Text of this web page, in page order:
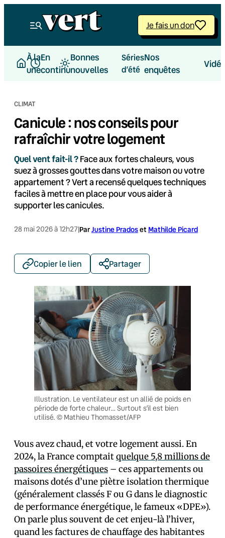
Je fais un don
À la
une
En
continu
Bonnes
nouvelles
Séries
d’été
Nos
enquêtes
CLIMAT
Canicule : nos conseils pour
rafraîchir votre logement
Quel vent fait-il ?Face aux fortes chaleurs, vous
suez à grosses gouttes dans votre maison ou votre
appartement ? Vert a recensé quelques techniques
faciles à mettre en place pour vous aider à
supporter les canicules.
28 mai 2026 à 12h27|ParJustine Pradoset Mathilde Picard
Copier le lien Partager
Illustration. Le ventilateur est un allié de poids en
période de forte chaleur… Surtout s’il est bien
utilisé. © Mathieu Thomasset/AFP
Vous avez chaud, et votre logement aussi. En
2024, la France comptaitquelque 5,8 millions de
passoires énergétiques – ces appartements ou
maisons dotés d’une piètre isolation thermique
(généralement classés F ou G dans le diagnostic
de performance énergétique, le fameux «DPE»).
On parle plus souvent de cet enjeu-là l’hiver,
quand les factures de chauffage des habitant·es